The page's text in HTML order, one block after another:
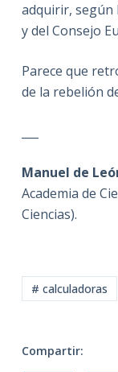
adquirir, según
y del Consejo
Parece que
de la rebelión
Manuel de
Academia de
Ciencias).
# calculadoras
Compartir: